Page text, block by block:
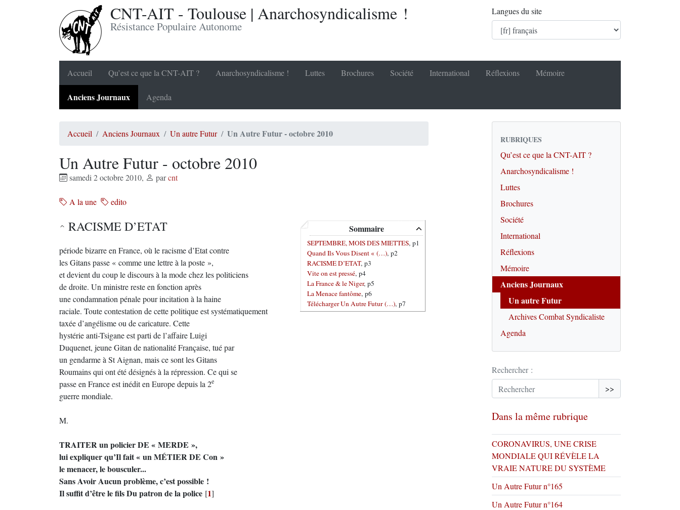
CNT-AIT - Toulouse | Anarchosyndicalisme !
Résistance Populaire Autonome
Langues du site
Accueil Qu’est ce que la CNT-AIT ? Anarchosyndicalisme ! Luttes Brochures Société International Réflexions Mémoire
Anciens Journaux Agenda
Accueil Anciens Journaux Un autre Futur Un Autre Futur - octobre 2010
Un Autre Futur - octobre 2010
samedi 2 octobre 2010, parcnt
A la une edito
Sommaire
SEPTEMBRE, MOIS DES MIETTES, p1
Quand Ils Vous Disent « (…), p2
RACISME D’ETAT, p3
Vite on est pressé, p4
La France & le Niger, p5
La Menace fantôme, p6
Télécharger Un Autre Futur (…), p7
RACISME D’ETAT
période bizarre en France, où le racisme d’Etat contre
les Gitans passe « comme une lettre à la poste »,
et devient du coup le discours à la mode chez les politiciens
de droite. Un ministre reste en fonction après
une condamnation pénale pour incitation à la haine
raciale. Toute contestation de cette politique est systématiquement
taxée d’angélisme ou de caricature. Cette
hystérie anti-Tsigane est parti de l’affaire Luigi
Duquenet, jeune Gitan de nationalité Française, tué par
un gendarme à St Aignan, mais ce sont les Gitans
Roumains qui ont été désignés à la répression. Ce qui se
passe en France est inédit en Europe depuis la 2e
guerre mondiale.
M.
TRAITER un policier DE « MERDE »,
lui expliquer qu’Il fait « un MÉTIER DE Con »
le menacer, le bousculer...
Sans Avoir Aucun problème, c’est possible !
Il suffit d’être le fils Du patron de la police [1]
RUBRIQUES
Qu’est ce que la CNT-AIT ?
Anarchosyndicalisme !
Luttes
Brochures
Société
International
Réflexions
Mémoire
Anciens Journaux
Un autre Futur
Archives Combat Syndicaliste
Agenda
Rechercher :
>>
Dans la même rubrique
CORONAVIRUS, UNE CRISE
MONDIALE QUI RÉVÈLE LA
VRAIE NATURE DU SYSTÈME
Un Autre Futur n°165
Un Autre Futur n°164